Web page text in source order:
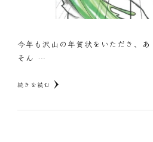
今年も沢山の年賀状をいただき、あ
そん …
続きを読む